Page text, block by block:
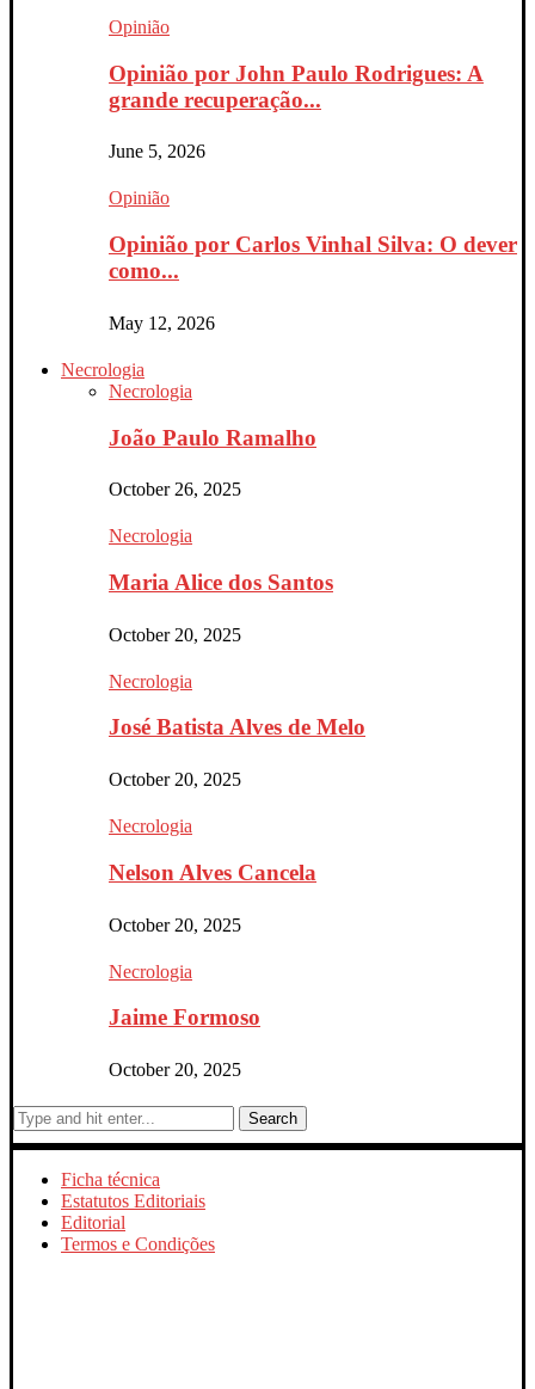
Opinião
Opinião por John Paulo Rodrigues: A
grande recuperação...
June 5, 2026
Opinião
Opinião por Carlos Vinhal Silva: O dever
como...
May 12, 2026
Necrologia
Necrologia
João Paulo Ramalho
October 26, 2025
Necrologia
Maria Alice dos Santos
October 20, 2025
Necrologia
José Batista Alves de Melo
October 20, 2025
Necrologia
Nelson Alves Cancela
October 20, 2025
Necrologia
Jaime Formoso
October 20, 2025
Search
Ficha técnica
Estatutos Editoriais
Editorial
Termos e Condições